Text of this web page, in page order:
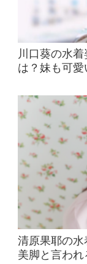
川口葵の水
は？妹も可愛
清原果耶の水
美脚と言われ